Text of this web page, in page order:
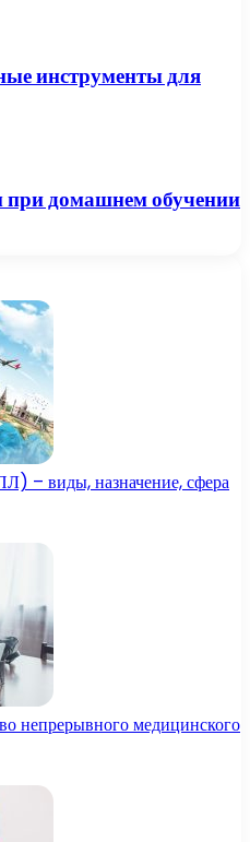
инструменты для
при домашнем обучении
– виды, назначение, сфера
непрерывного медицинского